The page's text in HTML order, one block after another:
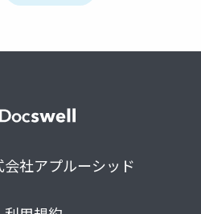
社アプルーシッド